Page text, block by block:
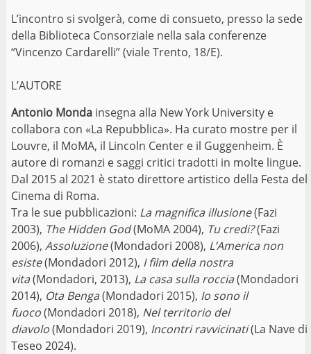
L’incontro si svolgerà, come di consueto, presso la sede
della Biblioteca Consorziale nella sala conferenze
“Vincenzo Cardarelli” (viale Trento, 18/E).
L’AUTORE
Antonio Monda insegna alla New York University e
collabora con «La Repubblica». Ha curato mostre per il
Louvre, il MoMA, il Lincoln Center e il Guggenheim. È
autore di romanzi e saggi critici tradotti in molte lingue.
Dal 2015 al 2021 è stato direttore artistico della Festa del
Cinema di Roma.
Tra le sue pubblicazioni: La magnifica illusione(Fazi
2003), The Hidden God(MoMA 2004), Tu credi?(Fazi
2006), Assoluzione(Mondadori 2008), L’America non
esiste(Mondadori 2012), I film della nostra
vita(Mondadori, 2013), La casa sulla roccia(Mondadori
2014), Ota Benga(Mondadori 2015), Io sono il
fuoco(Mondadori 2018), Nel territorio del
diavolo(Mondadori 2019), Incontri ravvicinati(La Nave di
Teseo 2024).